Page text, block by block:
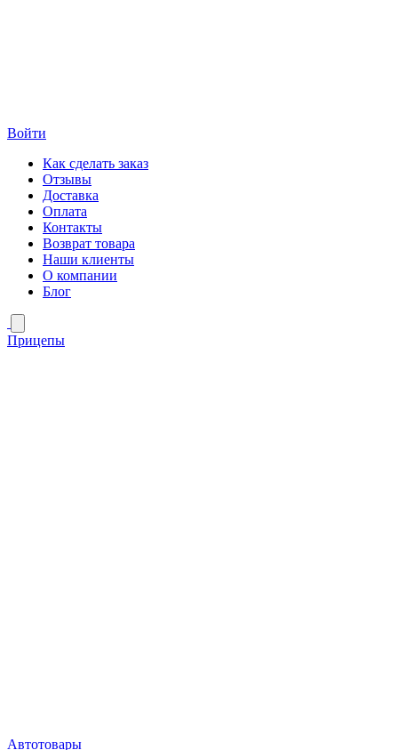
Войти
Как сделать заказ
Отзывы
Доставка
Оплата
Контакты
Возврат товара
Наши клиенты
О компании
Блог
Прицепы
Автотовары